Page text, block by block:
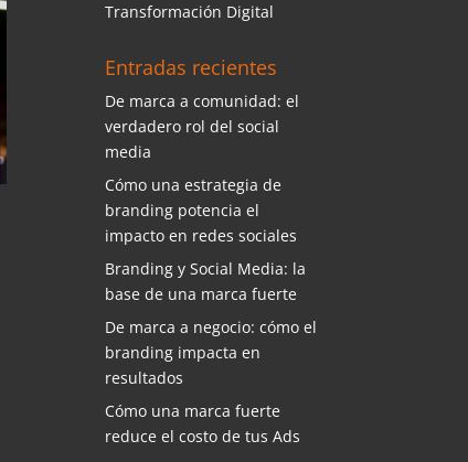
Transformación Digital
Entradas recientes
De marca a comunidad: el
verdadero rol del social
media
Cómo una estrategia de
branding potencia el
impacto en redes sociales
Branding y Social Media: la
base de una marca fuerte
De marca a negocio: cómo el
branding impacta en
resultados
Cómo una marca fuerte
reduce el costo de tus Ads